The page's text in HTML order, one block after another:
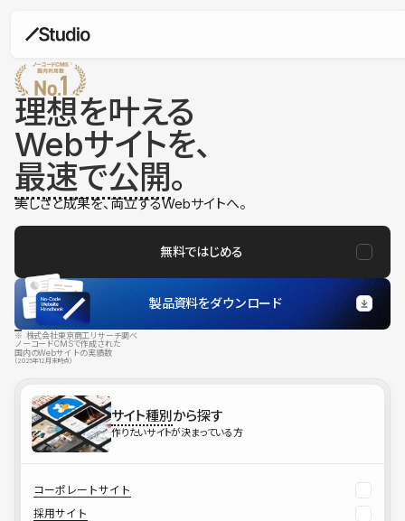
理想を叶える
Webサイトを、
最速で公開。
美しさと成果を、両立するWebサイトへ。
無料ではじめる
製品資料をダウンロード
※ 株式会社東京商工リサーチ調べ
ノーコードCMSで作成された
国内のWebサイトの実績数
（2025年12月末時点）
サイト種別から探す
作りたいサイトが決まっている方
コーポレートサイト
採用サイト